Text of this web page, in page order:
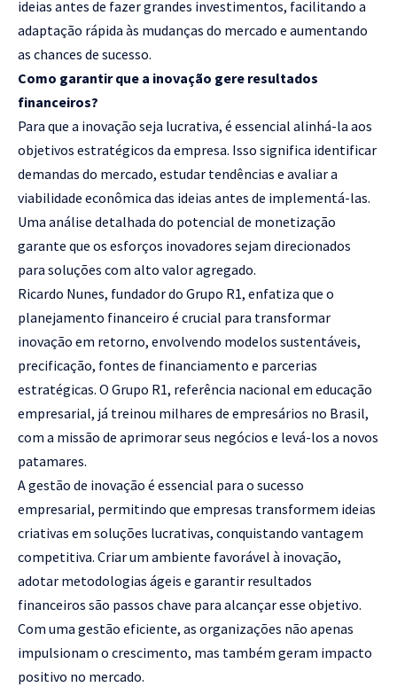
ideias antes de fazer grandes investimentos, facilitando a
adaptação rápida às mudanças do mercado e aumentando
as chances de sucesso.
Como garantir que a inovação gere resultados
financeiros?
Para que a inovação seja lucrativa, é essencial alinhá-la aos
objetivos estratégicos da empresa. Isso significa identificar
demandas do mercado, estudar tendências e avaliar a
viabilidade econômica das ideias antes de implementá-las.
Uma análise detalhada do potencial de monetização
garante que os esforços inovadores sejam direcionados
para soluções com alto valor agregado.
Ricardo Nunes, fundador do Grupo R1, enfatiza que o
planejamento financeiro é crucial para transformar
inovação em retorno, envolvendo modelos sustentáveis,
precificação, fontes de financiamento e parcerias
estratégicas. O Grupo R1, referência nacional em educação
empresarial, já treinou milhares de empresários no Brasil,
com a missão de aprimorar seus negócios e levá-los a novos
patamares.
A gestão de inovação é essencial para o sucesso
empresarial, permitindo que empresas transformem ideias
criativas em soluções lucrativas, conquistando vantagem
competitiva. Criar um ambiente favorável à inovação,
adotar metodologias ágeis e garantir resultados
financeiros são passos chave para alcançar esse objetivo.
Com uma gestão eficiente, as organizações não apenas
impulsionam o crescimento, mas também geram impacto
positivo no mercado.